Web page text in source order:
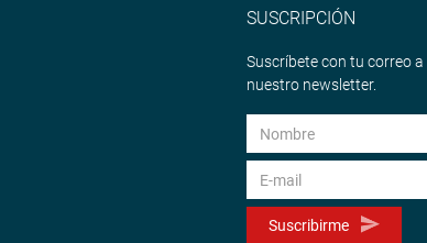
SUSCRIPCIÓN
Suscríbete con tu correo a
nuestro newsletter.
Suscribirme